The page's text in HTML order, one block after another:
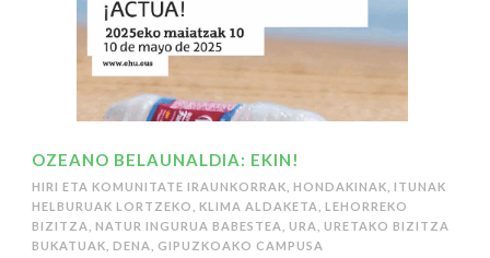
OZEANO BELAUNALDIA: EKIN!
HIRI ETA KOMUNITATE IRAUNKORRAK HONDAKINAK ITUNAK
HELBURUAK LORTZEKO
KLIMA ALDAKETA
LEHORREKO
BIZITZA
NATUR INGURUA BABESTEA URA
URETAKO BIZITZA
BUKATUAK DENA GIPUZKOAKO CAMPUSA